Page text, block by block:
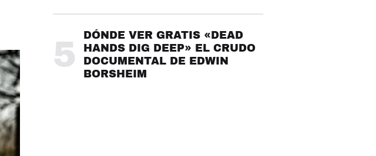
5
DÓNDE VER GRATIS «DEAD
HANDS DIG DEEP» EL CRUDO
DOCUMENTAL DE EDWIN
BORSHEIM